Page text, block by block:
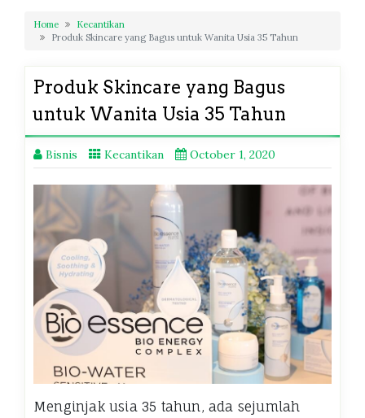
Home
Kecantikan
Produk Skincare yang Bagus untuk Wanita Usia 35 Tahun
Produk Skincare yang Bagus
untuk Wanita Usia 35 Tahun
Bisnis Kecantikan October 1, 2020
Menginjak usia 35 tahun, ada sejumlah